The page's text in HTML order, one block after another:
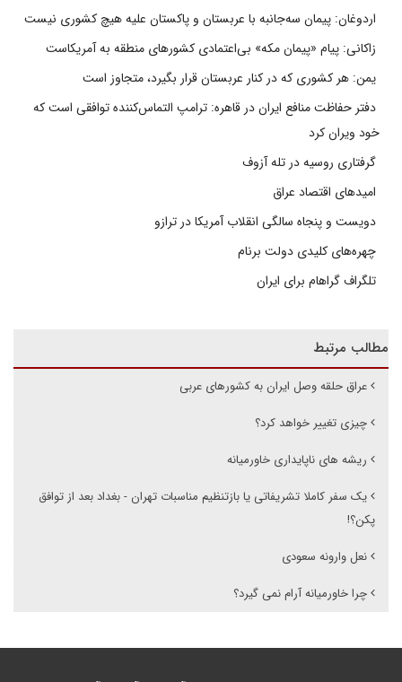
اردوغان: پیمان سه‌جانبه با عربستان و پاکستان علیه هیچ کشوری نیست
زاکانی: پیام «پیمان مکه» بی‌اعتمادی کشورهای منطقه به آمریکاست
یمن: هر کشوری که در کنار عربستان قرار بگیرد، متجاوز است
دفتر حفاظت منافع ایران در قاهره: ترامپ التماس‌کننده توافقی است که
خود ویران کرد
گرفتاری روسیه در تله آزوف
امیدهای اقتصاد عراق
دویست و پنجاه سالگی انقلاب آمریکا در ترازو
چهره‌های کلیدی دولت برنام
تلگراف گراهام برای ایران
مطالب مرتبط
عراق حلقه وصل ایران به کشورهای عربی
چیزی تغییر خواهد کرد؟
ریشه های ناپایداری خاورمیانه
یک سفر کاملا تشریفاتی یا بازتنظیم مناسبات تهران - بغداد بعد از توافق
پکن؟!
نعل وارونه سعودی
چرا خاورمیانه آرام نمی گیرد؟